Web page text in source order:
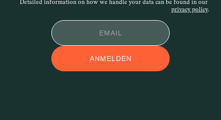
APPLIKATIONSFOR
M
privacy policy.
ANMELDEN